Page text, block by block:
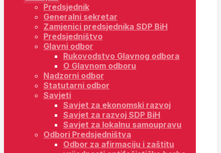
Predsjednik
Generalni sekretar
Zamjenici predsjednika SDP BiH
Predsjedništvo
Glavni odbor
Rukovodstvo Glavnog odbora
O Glavnom odboru
Nadzorni odbor
Statutarni odbor
Savjeti
Savjet za ekonomski razvoj
Savjet za razvoj SDP BiH
Savjet za lokalnu samoupravu
Odbori Predsjedništva
Odbor za afirmaciju i zaštitu